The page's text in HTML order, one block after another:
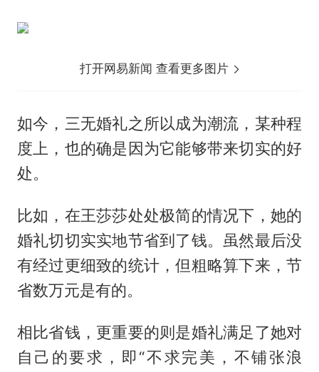
打开网易新闻 查看更多图片
如今，三无婚礼之所以成为潮流，某种程
度上，也的确是因为它能够带来切实的好
处。
比如，在王莎莎处处极简的情况下，她的
婚礼切切实实地节省到了钱。虽然最后没
有经过更细致的统计，但粗略算下来，节
省数万元是有的。
相比省钱，更重要的则是婚礼满足了她对
自己的要求，即“不求完美，不铺张浪